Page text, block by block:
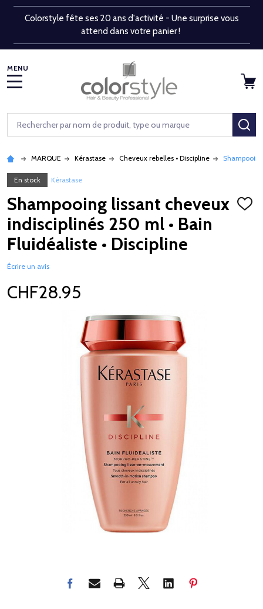
Colorstyle fête ses 20 ans d'activité - Une surprise vous
attend dans votre panier !
Rechercher
MARQUE Kérastase Cheveux rebelles • Discipline
En stock Kérastase
Shampooing lissant cheveux
indisciplinés 250 ml • Bain
Fluidéaliste • Discipline
Écrire un avis
CHF28.95